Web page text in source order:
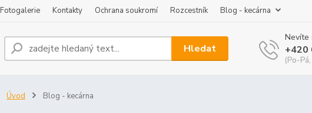
Fotogalerie Kontakty Ochrana soukromí Rozcestník Blog - kecárna
Hledat
Nevíte
+420
(Po-
Úvod Blog - kecárna